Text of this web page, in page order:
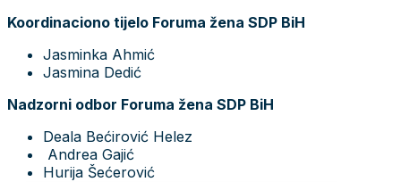
Koordinaciono tijelo Foruma žena SDP BiH
Jasminka Ahmić
Jasmina Dedić
Nadzorni odbor Foruma žena SDP BiH
Deala Bećirović Helez
Andrea Gajić
Hurija Šećerović